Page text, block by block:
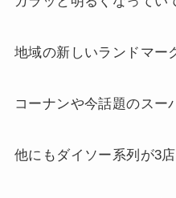
地域の新しいランドマー
コーナンや今話題のスー
他にもダイソー系列が3